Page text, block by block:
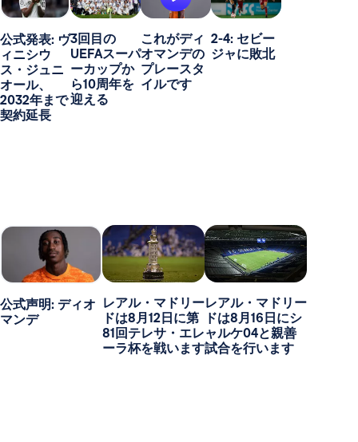
公式発表: ヴ
ィニシウ
ス・ジュニ
オール、
2032年まで
契約延長
3回目の
UEFAスーパ
ーカップか
ら10周年を
迎える
これがディ
オマンデの
プレースタ
イルです
2-4: セビー
ジャに敗北
公式声明: ディオ
マンデ
レアル・マドリー
ドは8月12日に第
81回テレサ・エレ
ーラ杯を戦います
レアル・マドリー
ドは8月16日にシ
ャルケ04と親善
試合を行います